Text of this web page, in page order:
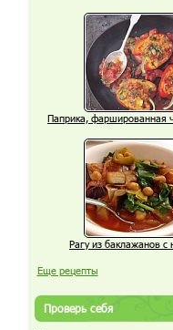
Паприка, фаршированная
Рагу из баклажанов с
Еще рецепты
Проверь себя